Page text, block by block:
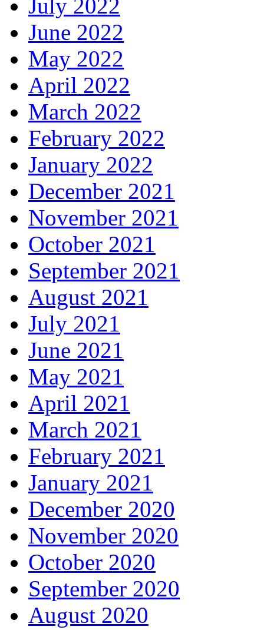
July 2022
June 2022
May 2022
April 2022
March 2022
February 2022
January 2022
December 2021
November 2021
October 2021
September 2021
August 2021
July 2021
June 2021
May 2021
April 2021
March 2021
February 2021
January 2021
December 2020
November 2020
October 2020
September 2020
August 2020